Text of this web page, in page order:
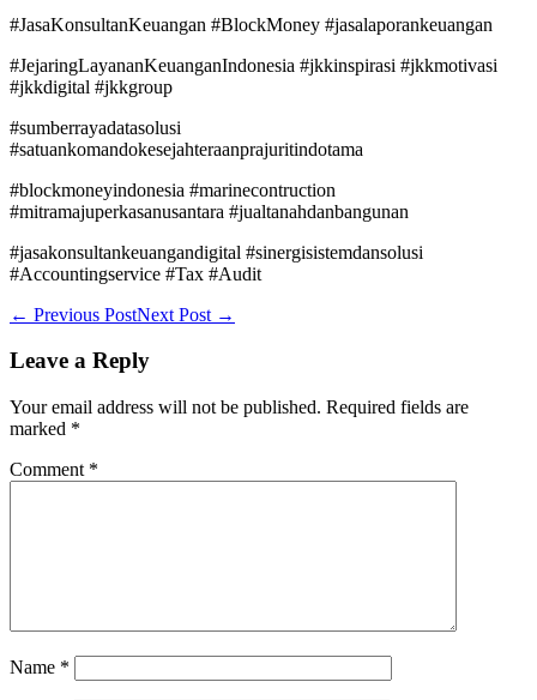
#JasaKonsultanKeuangan #BlockMoney #jasalaporankeuangan
#JejaringLayananKeuanganIndonesia #jkkinspirasi #jkkmotivasi
#jkkdigital #jkkgroup
#sumberrayadatasolusi
#satuankomandokesejahteraanprajuritindotama
#blockmoneyindonesia #marinecontruction
#mitramajuperkasanusantara #jualtanahdanbangunan
#jasakonsultankeuangandigital #sinergisistemdansolusi
#Accountingservice #Tax #Audit
Post
← Previous PostNext Post →
Leave a Reply
Your email address will not be published. Required fields are
marked *
Comment *
Name *